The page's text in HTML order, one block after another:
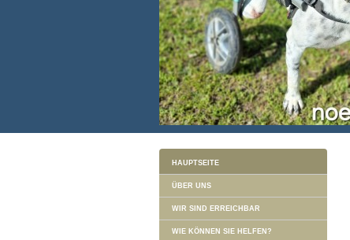
HAUPTSEITE
ÜBER UNS
WIR SIND ERREICHBAR
WIE KÖNNEN SIE HELFEN?